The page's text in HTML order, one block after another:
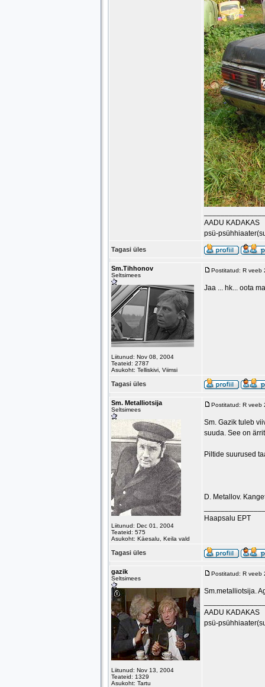
AADU KADAKAS
psü-
Tagasi üles
Sm.Tihhonov
Seltsimees
Liitunud: Nov 08, 2004
Teateid: 2787
Asukoht: Telliskivi, Viimsi
Postitatud: R veeb
Jaa ... hk... oota
Tagasi üles
Sm. Metalliotsija
Seltsimees
Liitunud: Dec 01, 2004
Teateid: 575
Asukoht: Käesalu, Keila vald
Postitatud: R veeb
Sm. Gazik tuleb
suuda. See on
Piltide suurused
D. Metallov.
Haapsalu EPT
Tagasi üles
gazik
Seltsimees
Liitunud: Nov 13, 2004
Teateid: 1329
Asukoht: Tartu
Postitatud: R veeb
Sm.metalliotsija.
AADU KADAKAS
psü-